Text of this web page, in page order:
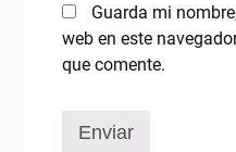
Guarda mi
web en este
que comente.